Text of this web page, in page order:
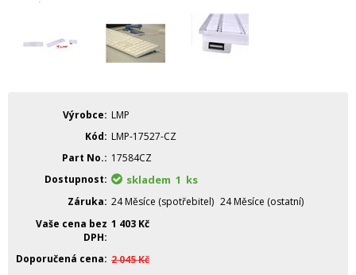
Výrobce
LMP
Kód
LMP-17527-CZ
Part No.
17584CZ
Dostupnost
skladem 1 ks
Záruka 24 Měsíce (spotřebitel) 24 Měsíce (ostatní)
Vaše cena bez
DPH
1 403 Kč
Doporučená cena 2 045Kč